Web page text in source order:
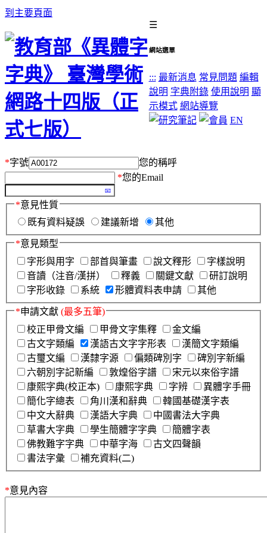
到主要頁面
☰
網站選單
::: 最新消息 常見問題 編輯
說明 字典附錄 使用說明 顯
示模式 網站導覽
EN
*字號
您的稱呼
*您的Email
*意見性質
既有資料疑誤
建議新增 其他
*意見類型
字形與用字
部首與筆畫 說文釋形
字樣說明
音讀（注音/漢拼）
釋義 關鍵文獻
研訂說明
字形收錄
系統 形體資料表申請 其他
*申請文獻 (最多五筆)
校正甲骨文編
甲骨文字集釋
金文編
古文字類編
漢語古文字字形表
漢簡文字類編
古璽文編
漢隸字源 偏類碑別字
碑別字新編
六朝別字記新編
敦煌俗字譜
宋元以來俗字譜
康熙字典(校正本)
康熙字典 字辨
異體字手冊
簡化字總表
角川漢和辭典
韓國基礎漢字表
中文大辭典
漢語大字典
中國書法大字典
草書大字典
學生簡體字字典
簡體字表
佛教難字字典
中華字海
古文四聲韻
書法字彙
補充資料(二)
*意見內容